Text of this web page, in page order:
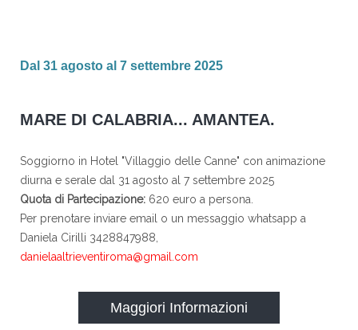
Dal 31 agosto al 7 settembre 2025
MARE DI CALABRIA... AMANTEA.
Soggiorno in Hotel "Villaggio delle Canne" con animazione
diurna e serale dal 31 agosto al 7 settembre 2025
Quota di Partecipazione: 620 euro a persona.
Per prenotare inviare email o un messaggio whatsapp a
Daniela Cirilli 3428847988,
danielaaltrieventiroma@gmail.com
Maggiori Informazioni